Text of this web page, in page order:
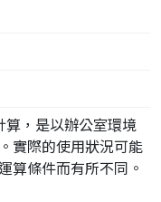
算，是以辦公室環境
實際的使用狀況可能
算條件而有所不同。